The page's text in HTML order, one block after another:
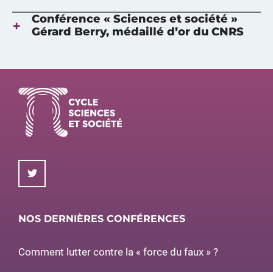
Conférence « Sciences et société »
Gérard Berry, médaillé d’or du CNRS
NOS DERNIÈRES CONFÉRENCES
Comment lutter contre la « force du faux » ?